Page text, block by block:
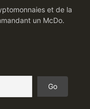
et de la
un McDo.